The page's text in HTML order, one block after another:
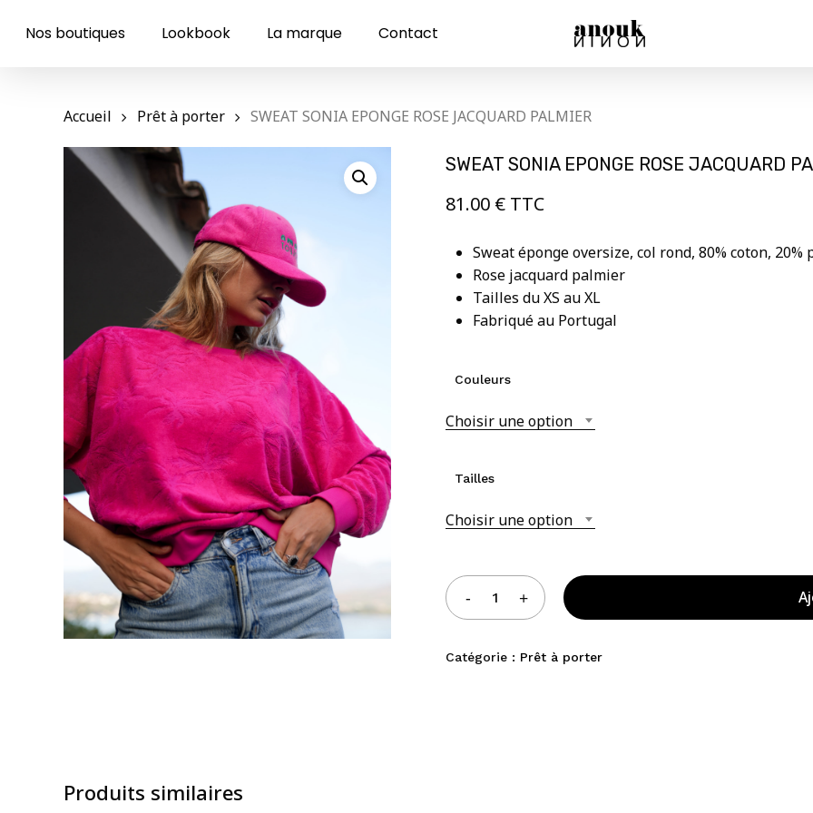
Nos boutiques Lookbook La marque Contact
Accueil Prêt à porter SWEAT SONIA EPONGE ROSE JACQUARD PALMIER
SWEAT SONIA EPONGE ROSE JACQUARD
81.00 € TTC
Sweat éponge oversize, col rond, 80% coton, 20%
Rose jacquard palmier
Tailles du XS au XL
Fabriqué au Portugal
Couleurs
Choisir une option
Tailles
Choisir une option
Catégorie : Prêt à porter
Produits similaires